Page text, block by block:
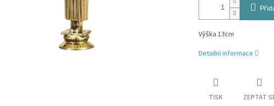
Výška 13cm
Detailní informace
TISK ZEPTAT